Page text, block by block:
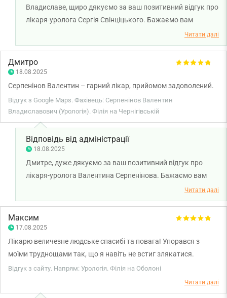
Владиславе, щиро дякуємо за ваш позитивний відгук про
лікаря-уролога Сергія Свінціцького. Бажаємо вам
Читати далі
Дмитро
18.08.2025
Серпенінов Валентин – гарний лікар, прийомом задоволений.
Відгук з Google Maps. Фахівець: Серпенінов Валентин
Владиславович (Урологія). Філія на Чернігівській
Відповідь від адміністрації
18.08.2025
Дмитре, дуже дякуємо за ваш позитивний відгук про
лікаря-уролога Валентина Серпенінова. Бажаємо вам
Читати далі
Максим
17.08.2025
Лікарю величезне людське спасибі та повага! Упорався з
моїми труднощами так, що я навіть не встиг злякатися.
Параноя і страхи перед людьми в білих халатах пішли з перших
пару секунд, як увійшов до кабінету. Працює чітко, впевнено і з
легкою усмішкою. Завдяки індивідуальному підходу до роботи
Відгук з сайту. Напрям: Урологія. Філія на Оболоні
Читати далі